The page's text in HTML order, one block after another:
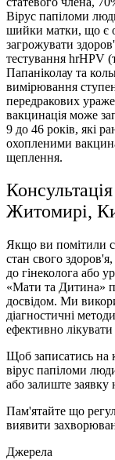
Вірус папіломи
шийки матки, що є
загрожувати
тестування hrHPV
Папаніколау та
вимірювання
передракових
вакцинація може
9 до 46 років, які
охопленими
щеплення.
Житомирі,
Якщо ви помітили
стан свого
до гінеколога або
«Мати та Дитина»
досвідом. Ми
дiагностичнi
ефективно
Щоб записатись на
вірус папіломи
або залиште заявку
Пам'ятайте що
виявити
Джерела